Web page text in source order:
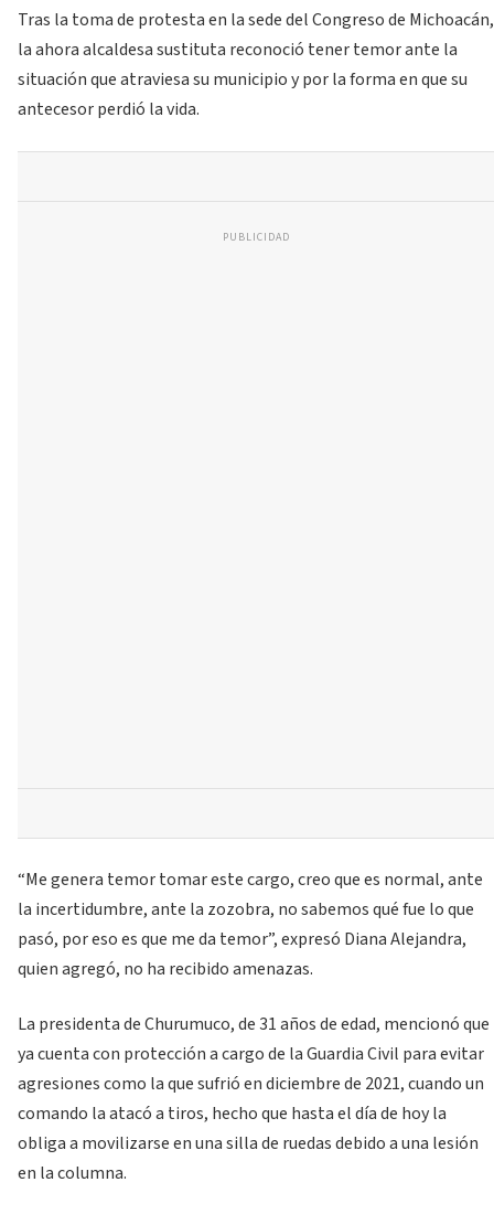
Tras la toma de protesta en la sede del Congreso de Michoacán,
la ahora alcaldesa sustituta reconoció tener temor ante la
situación que atraviesa su municipio y por la forma en que su
antecesor perdió la vida.
PUBLICIDAD
“Me genera temor tomar este cargo, creo que es normal, ante
la incertidumbre, ante la zozobra, no sabemos qué fue lo que
pasó, por eso es que me da temor”, expresó Diana Alejandra,
quien agregó, no ha recibido amenazas.
La presidenta de Churumuco, de 31 años de edad, mencionó que
ya cuenta con protección a cargo de la Guardia Civil para evitar
agresiones como la que sufrió en diciembre de 2021, cuando un
comando la atacó a tiros, hecho que hasta el día de hoy la
obliga a movilizarse en una silla de ruedas debido a una lesión
en la columna.